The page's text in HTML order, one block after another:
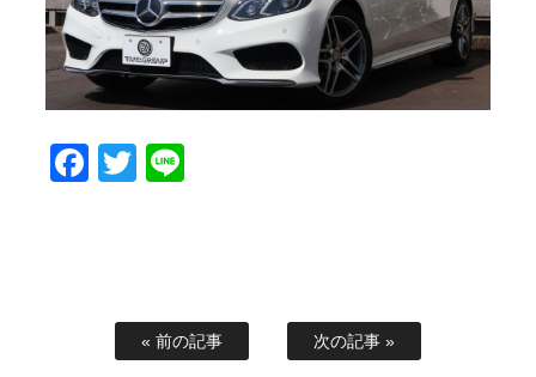
Facebook
Twitter
« 前の記事 次の記事 »